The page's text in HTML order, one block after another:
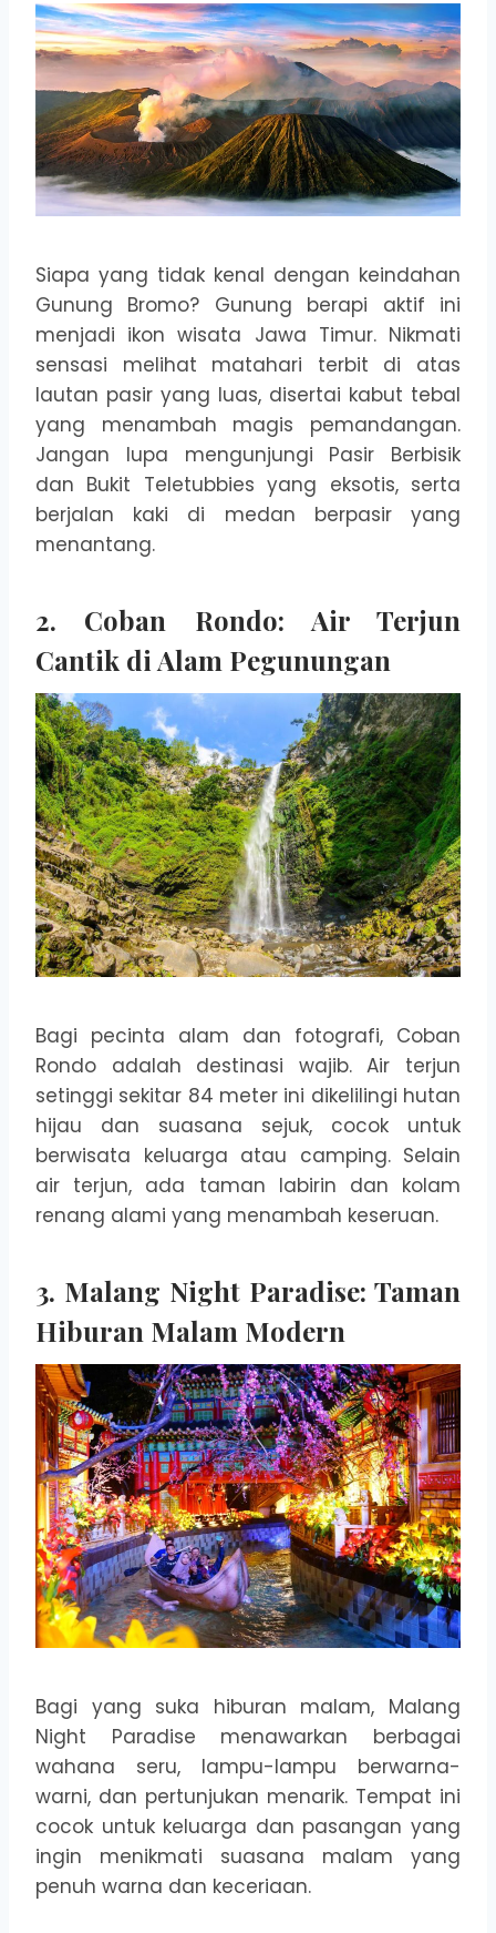
Siapa yang tidak kenal dengan keindahan
Gunung Bromo? Gunung berapi aktif ini
menjadi ikon wisata Jawa Timur. Nikmati
sensasi melihat matahari terbit di atas
lautan pasir yang luas, disertai kabut tebal
yang menambah magis pemandangan.
Jangan lupa mengunjungi Pasir Berbisik
dan Bukit Teletubbies yang eksotis, serta
berjalan kaki di medan berpasir yang
menantang.
2. Coban Rondo: Air Terjun
Cantik di Alam Pegunungan
Bagi pecinta alam dan fotografi, Coban
Rondo adalah destinasi wajib. Air terjun
setinggi sekitar 84 meter ini dikelilingi hutan
hijau dan suasana sejuk, cocok untuk
berwisata keluarga atau camping. Selain
air terjun, ada taman labirin dan kolam
renang alami yang menambah keseruan.
3. Malang Night Paradise: Taman
Hiburan Malam Modern
Bagi yang suka hiburan malam, Malang
Night Paradise menawarkan berbagai
wahana seru, lampu-lampu berwarna-
warni, dan pertunjukan menarik. Tempat ini
cocok untuk keluarga dan pasangan yang
ingin menikmati suasana malam yang
penuh warna dan keceriaan.